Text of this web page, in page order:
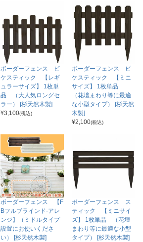
ボーダーフェンス ピ
ケスティック 【レギ
ュラーサイズ】 1枚単
品 （大人気ロングセ
ラー） [杉天然木製]
¥3,100(税込)
ボーダーフェンス ピ
ケスティック 【ミニ
サイズ】 1枚単品
（花壇まわり等に最適
な小型タイプ） [杉天然
木製]
¥2,100(税込)
ボーダーフェンス 【F
Bフルブラインド-アレ
ンジ】（ミドルタイプ
設置にお使いくださ
い） [杉天然木製]
ボーダーフェンス ス
ティック 【ミニサイ
ズ】 1枚単品 （花壇
まわり等に最適な小型
タイプ） [杉天然木製]